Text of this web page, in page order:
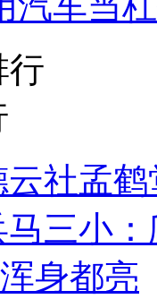
行
云社孟
三小
身都亮